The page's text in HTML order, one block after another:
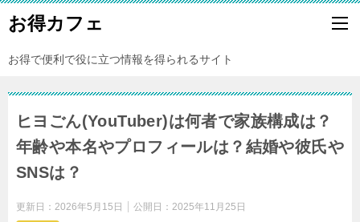
お得カフェ
お得で便利で役に立つ情報を得られるサイト
ヒヨごん(YouTuber)は何者で家族構成は？
年齢や本名やプロフィールは？結婚や彼氏や
SNSは？
更新日： 2026年5月15日 公開日： 2025年11月25日